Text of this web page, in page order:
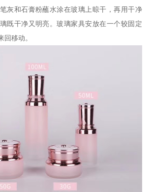
灰和石膏粉蘸水涂在玻璃上晾干，再用干净
既干净又明亮。玻璃家具安放在一个较固定
回移动。